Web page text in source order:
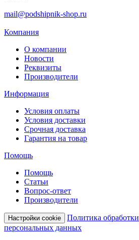
mail@podshipnik-shop.ru
Компания
О компании
Новости
Реквизиты
Производители
Информация
Условия оплаты
Условия доставки
Срочная доставка
Гарантия на товар
Помощь
Помощь
Статьи
Вопрос-ответ
Производители
Настройки cookie
Политика обработки
персональных данных